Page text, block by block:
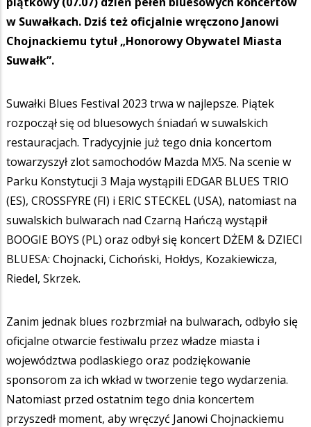
w Suwałkach. Dziś też oficjalnie wręczono Janowi
Chojnackiemu tytuł „Honorowy Obywatel Miasta
Suwałk”.
Suwałki Blues Festival 2023 trwa w najlepsze. Piątek
rozpoczął się od bluesowych śniadań w suwalskich
restauracjach. Tradycyjnie już tego dnia koncertom
towarzyszył zlot samochodów Mazda MX5. Na scenie w
Parku Konstytucji 3 Maja wystąpili EDGAR BLUES TRIO
(ES), CROSSFYRE (FI) i ERIC STECKEL (USA), natomiast na
suwalskich bulwarach nad Czarną Hańczą wystąpił
BOOGIE BOYS (PL) oraz odbył się koncert DŻEM & DZIECI
BLUESA: Chojnacki, Cichoński, Hołdys, Kozakiewicza,
Riedel, Skrzek.
Zanim jednak blues rozbrzmiał na bulwarach, odbyło się
oficjalne otwarcie festiwalu przez władze miasta i
województwa podlaskiego oraz podziękowanie
sponsorom za ich wkład w tworzenie tego wydarzenia.
Natomiast przed ostatnim tego dnia koncertem
przyszedł moment, aby wręczyć Janowi Chojnackiemu